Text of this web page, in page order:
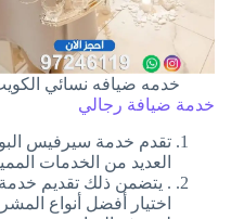
خدمه ضيافه نسائي
خدمة ضيافة رجالي
تقدم خدمة سيرفيس
العديد من الخدمات
. يتضمن ذلك تقديم
اختيار أفضل أنواع